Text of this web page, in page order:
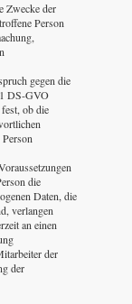
Zwecke der
Person
gegen die
DS-GVO
ob die
die
Daten, die
verlangen
an einen
der
der